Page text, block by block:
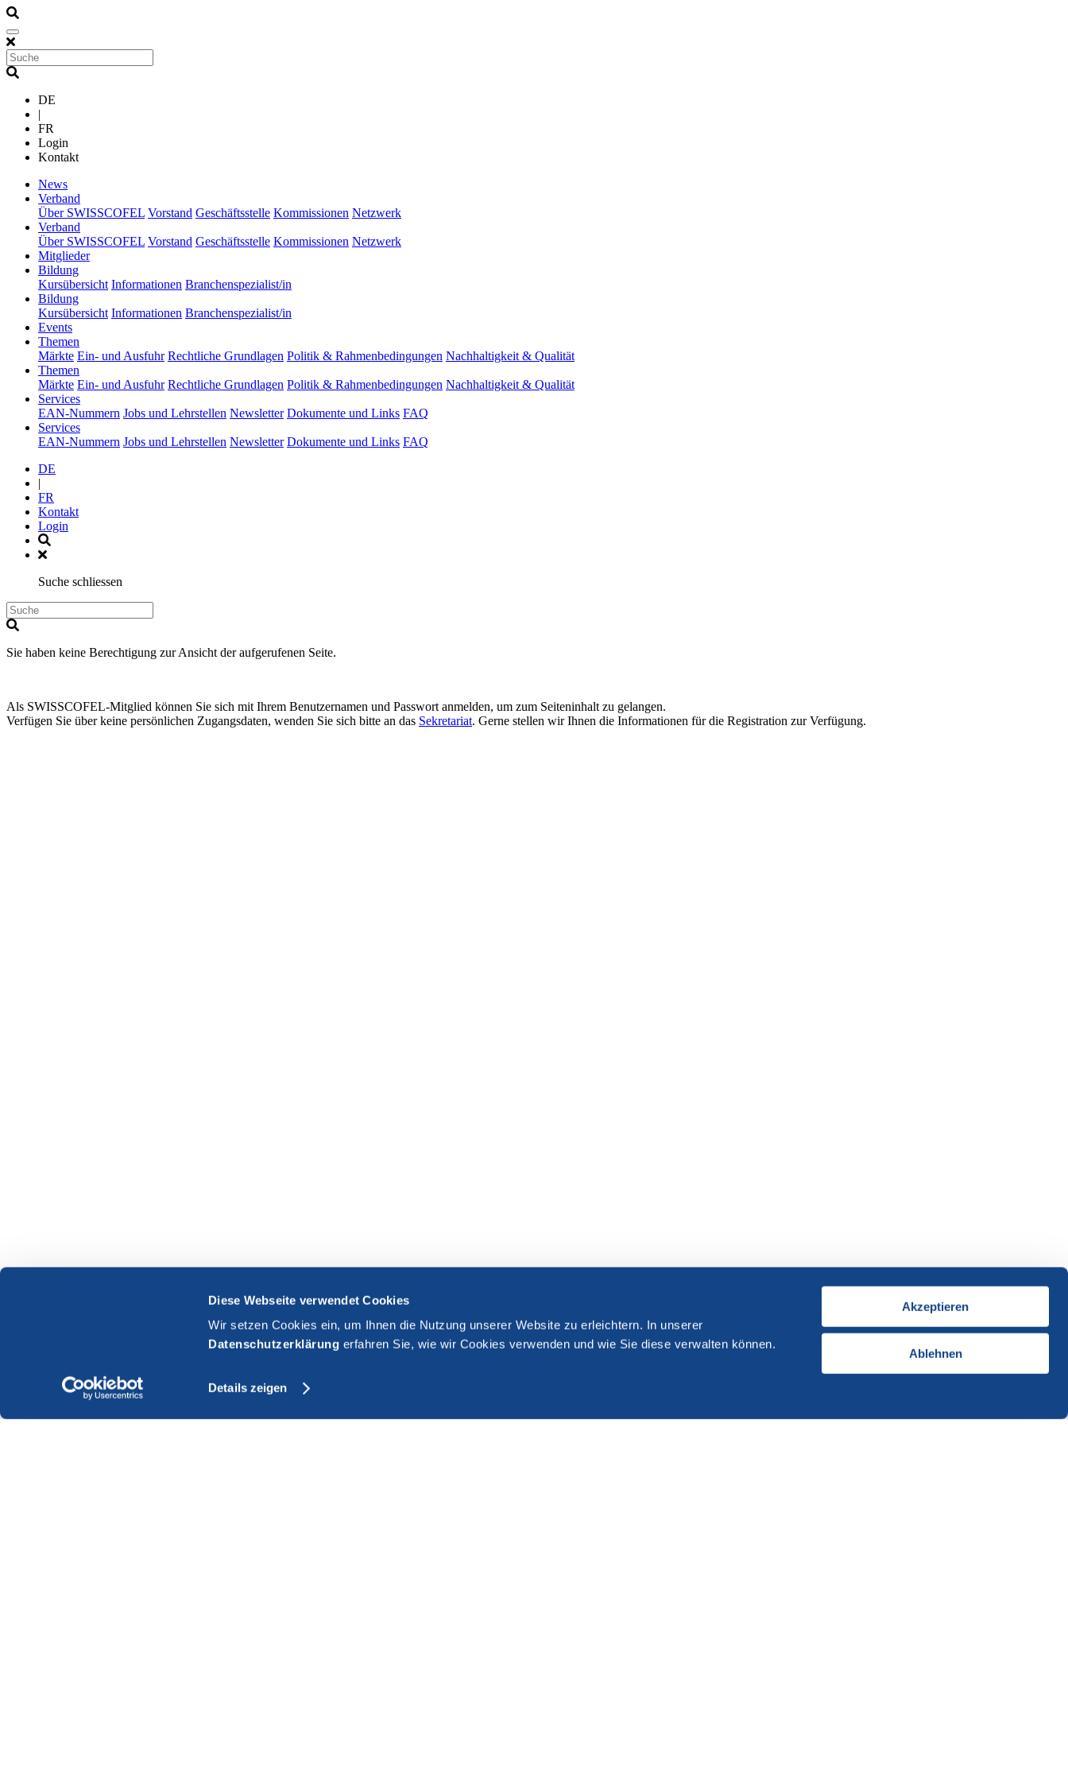
Diese Webseite verwendet Cookies
Wir setzen Cookies ein, um Ihnen die Nutzung unserer Website zu erleichtern. In unserer
Datenschutzerklärung erfahren Sie, wie wir Cookies verwenden und wie Sie diese verwalten können.
Details zeigen
Akzeptieren
Ablehnen
DE
|
FR
Login
Kontakt
News(current)
Verband
Über SWISSCOFEL Vorstand Geschäftsstelle Kommissionen Netzwerk
Verband
Über SWISSCOFEL Vorstand Geschäftsstelle Kommissionen Netzwerk
Mitglieder(current)
Bildung(current)
Kursübersicht Informationen Branchenspezialist/in
Bildung(current)
Kursübersicht Informationen Branchenspezialist/in
Events(current)
Themen
Märkte Ein- und Ausfuhr Rechtliche Grundlagen Politik & Rahmenbedingungen Nachhaltigkeit & Qualität
Themen
Märkte Ein- und Ausfuhr Rechtliche Grundlagen Politik & Rahmenbedingungen Nachhaltigkeit & Qualität
Services(current)
EAN-Nummern Jobs und Lehrstellen Newsletter Dokumente und Links FAQ
Services(current)
EAN-Nummern Jobs und Lehrstellen Newsletter Dokumente und Links FAQ
DE
|
FR
Kontakt
Login
Suche schliessen
Sie haben keine Berechtigung zur Ansicht der aufgerufenen Seite.
Als SWISSCOFEL-Mitglied können Sie sich mit Ihrem Benutzernamen und Passwort anmelden, um zum Seiteninhalt zu gelangen.
Verfügen Sie über keine persönlichen Zugangsdaten, wenden Sie sich bitte an das Sekretariat. Gerne stellen wir Ihnen die Informationen für die Registration zur Verfügung.